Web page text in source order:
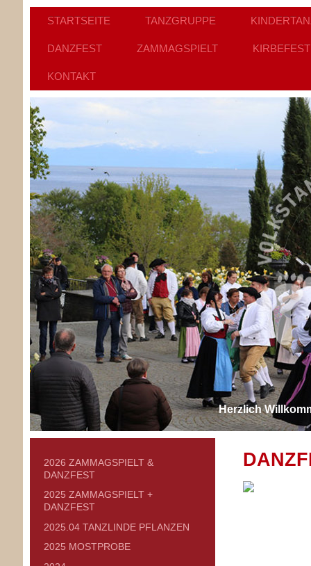
STARTSEITE TANZGRUPPE
DANZFEST ZAMMAGSPIELT KIRBEFEST
KONTAKT
Herzlich
2026 ZAMMAGSPIELT &
DANZFEST
2025 ZAMMAGSPIELT +
DANZFEST
2025.04 TANZLINDE PFLANZEN
2025 MOSTPROBE